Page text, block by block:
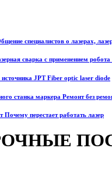
специалистов о лазерах,
сварка с применением
JPT Fiber optic laser diode
станка маркера Ремонт без
перестает работать лазер